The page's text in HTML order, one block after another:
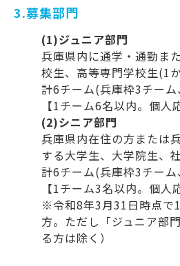
3.募集部門
(1)ジュニア部門
兵庫県内に通学・通勤ま
校生、高等専門学校生(1
計6チーム(兵庫枠3チー
【1チーム6名以内。個人
(2)シニア部門
兵庫県内在住の方または
する大学生、大学院生、
計6チーム(兵庫枠3チー
【1チーム3名以内。個人
※令和8年3月31日時点で
方。ただし「ジュニア部
る方は除く）